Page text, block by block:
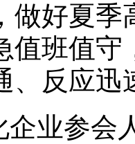
做好夏季
值班值
、反应迅
企业参会